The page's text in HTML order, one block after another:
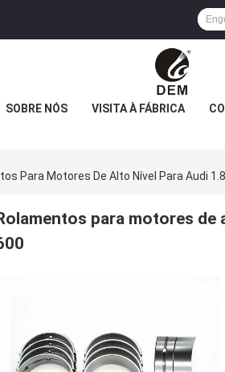
SOBRE NÓS VISITA À FÁBRICA
Para Motores De Alto Nível Para Audi
para motores de